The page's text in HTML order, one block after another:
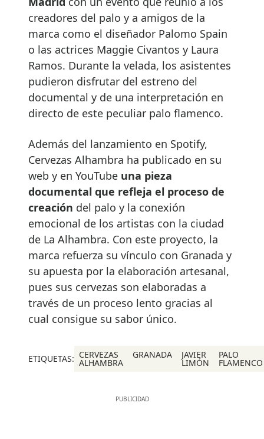
creadores del palo y a amigos de la
marca como el diseñador Palomo Spain
o las actrices Maggie Civantos y Laura
Ramos. Durante la velada, los asistentes
pudieron disfrutar del estreno del
documental y de una interpretación en
directo de este peculiar palo flamenco.
Además del lanzamiento en Spotify,
Cervezas Alhambra ha publicado en su
web y en YouTube una pieza
documental que refleja el proceso de
creación del palo y la conexión
emocional de los artistas con la ciudad
de La Alhambra. Con este proyecto, la
marca refuerza su vínculo con Granada y
su apuesta por la elaboración artesanal,
pues sus cervezas son elaboradas a
través de un proceso lento gracias al
cual consigue su sabor único.
ETIQUETAS: CERVEZAS
ALHAMBRA
GRANADA JAVIER
LIMÓN
PALO
FLAMENCO